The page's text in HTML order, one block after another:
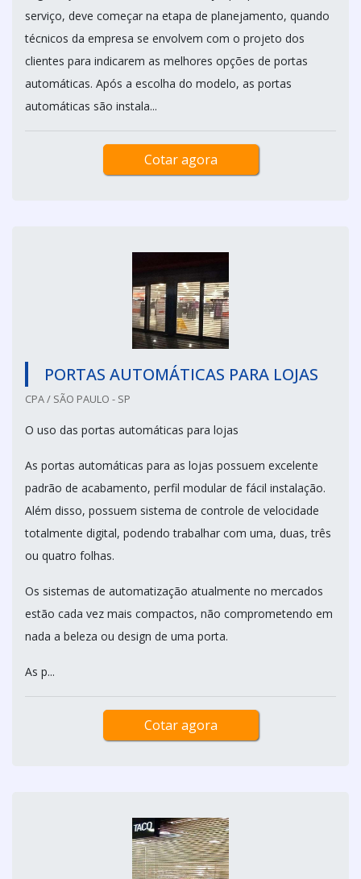
serviço, deve começar na etapa de planejamento, quando
técnicos da empresa se envolvem com o projeto dos
clientes para indicarem as melhores opções de portas
automáticas. Após a escolha do modelo, as portas
automáticas são instala...
Cotar agora
PORTAS AUTOMÁTICAS PARA LOJAS
CPA / SÃO PAULO - SP
O uso das portas automáticas para lojas
As portas automáticas para as lojas possuem excelente
padrão de acabamento, perfil modular de fácil instalação.
Além disso, possuem sistema de controle de velocidade
totalmente digital, podendo trabalhar com uma, duas, três
ou quatro folhas.
Os sistemas de automatização atualmente no mercados
estão cada vez mais compactos, não comprometendo em
nada a beleza ou design de uma porta.
As p...
Cotar agora